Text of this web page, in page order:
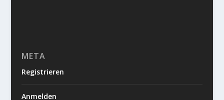
META
Registrieren
Anmelden